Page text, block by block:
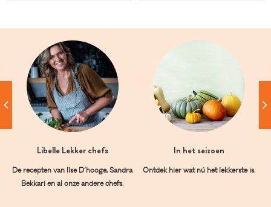
Libelle Lekker chefs
De recepten van Ilse D’hooge, Sandra
Bekkari en al onze andere chefs.
In het seizoen
Ontdek hier wat nú het lekkerste is.